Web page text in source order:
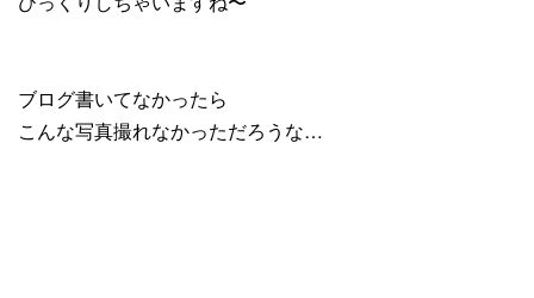
ブログ書いてなかったら
こんな写真撮れなかっただろうな…